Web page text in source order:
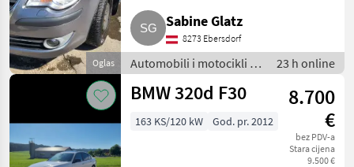
Oglas
Sabine Glatz
8273 Ebersdorf
Automobili i motocikli /
Limuzine
23 h online
BMW 320d F30
8.700
€
bez PDV-a
Stara cijena
9.500 €
163 KS/120 kW God. pr. 2012